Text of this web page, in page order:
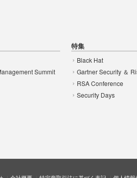
Summit
特集
Black Hat
Gartner Security ＆
RSA Conference
Security Days